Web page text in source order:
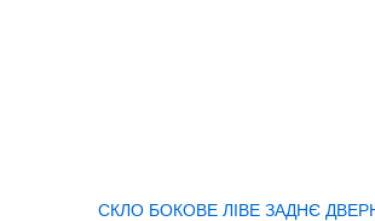
СКЛО БОКОВЕ ЛІВЕ ЗАДНЄ